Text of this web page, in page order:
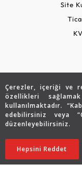
Çerezler, içeriği ve
özellikleri
kullanılmaktadır.
edebilirsiniz veya
düzenleyebilirsiniz.
Hepsini Reddet
22.410 TL
17.942TL
17.045 TL
Site
Copyright © 2026